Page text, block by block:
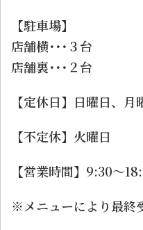
【駐車場】
店舗横･･･３台
店舗裏･･･２台
【定休日】日曜日、月
【不定休】火曜日
【営業時間】9:30〜
※メニューにより最終